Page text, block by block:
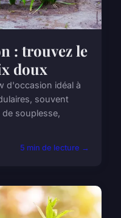
: trouvez le
doux
d'occasion idéal à
souvent
souplesse,
5 min de lecture →